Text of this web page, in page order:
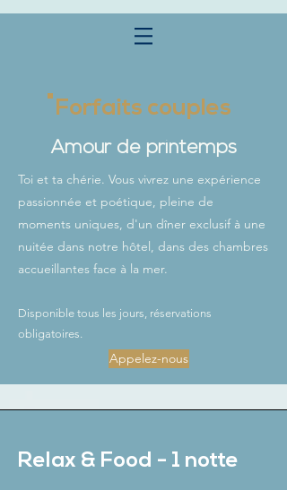
Forfaits couples
Amour de printemps
Toi et ta chérie. Vous vivrez une expérience
passionnée et poétique, pleine de
moments uniques, d'un dîner exclusif à une
nuitée dans notre hôtel, dans des chambres
accueillantes face à la mer.
Disponible tous les jours, réservations
obligatoires.
Appelez-nous
Relax & Food - 1 notte